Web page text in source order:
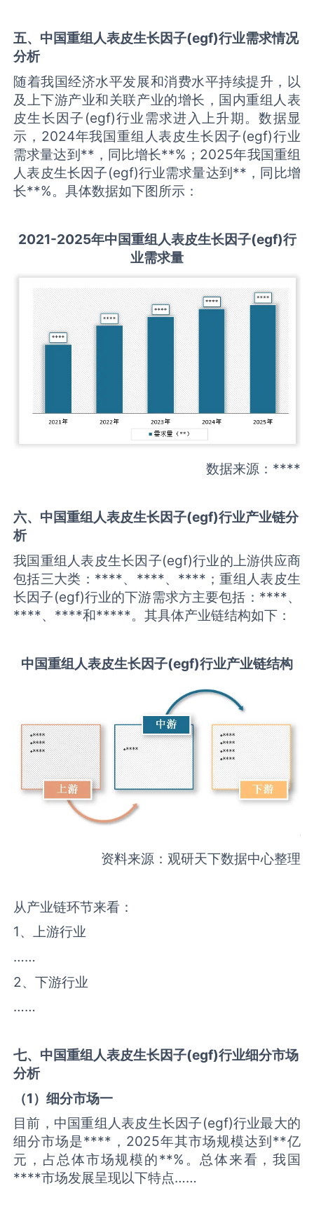
五、中国重组人表皮生长因子(egf)行业需求情况
分析
随着我国经济水平发展和消费水平持续提升，以
及上下游产业和关联产业的增长，国内重组人表
皮生长因子(egf)行业需求进入上升期。数据显
示，2024年我国重组人表皮生长因子(egf)行业
需求量达到**，同比增长**%；2025年我国重组
人表皮生长因子(egf)行业需求量达到**，同比增
长**%。具体数据如下图所示：
2021-2025年中国重组人表皮生长因子(egf)行
业需求量
数据来源：****
六、中国重组人表皮生长因子(egf)行业产业链分
析
我国重组人表皮生长因子(egf)行业的上游供应商
包括三大类：****、****、****；重组人表皮生
长因子(egf)行业的下游需求方主要包括：****、
****、****和*****。其具体产业链结构如下：
中国重组人表皮生长因子(egf)行业产业链结构
资料来源：观研天下数据中心整理
从产业链环节来看：
1、上游行业
……
2、下游行业
……
七、中国重组人表皮生长因子(egf)行业细分市场
分析
（1）细分市场一
目前，中国重组人表皮生长因子(egf)行业最大的
细分市场是****，2025年其市场规模达到**亿
元，占总体市场规模的**%。总体来看，我国
****市场发展呈现以下特点……